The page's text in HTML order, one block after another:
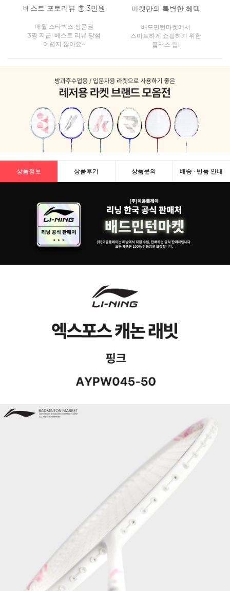
베스트 포토리뷰 총 3만원
매월 스타벅스 상품권
3명 지급! 베스트 리뷰 당첨
어렵지 않아요~
마켓만의 특별한 혜택
배드민턴마켓에서
스마트하게 쇼핑하기 위한
플러스 팁!
상품정보 상품후기 상품문의 배송 · 반품 안내